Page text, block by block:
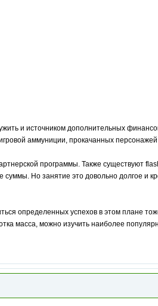
и источником дополнительных
аммуниции, прокачанных
программы. Также существуют
Но занятие это довольно долгое и
определенных успехов в этом плане
масса, можно изучить наиболее